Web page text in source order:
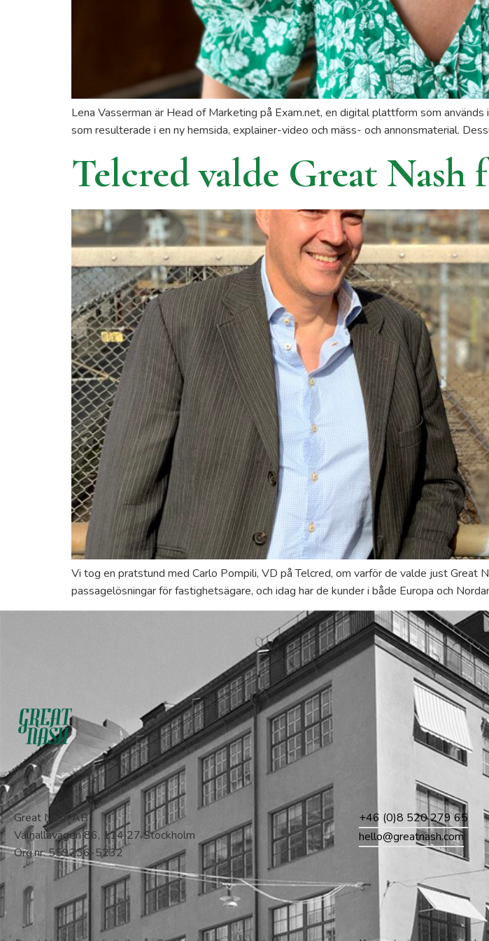
Lena Vasserman är Head of Marketing på Exam.net, en digital plattform som
som resulterade i en ny hemsida, explainer-video och mäss- och annonsmaterial.
Telcred valde Great Nash
Vi tog en pratstund med Carlo Pompili, VD på Telcred, om varför de valde just Great
passagelösningar för fastighetsägare, och idag har de kunder i både Europa och
Great Nash AB
Valhallavägen 86, 114 27 Stockholm
Org.nr: 559236-5232
+46 (0)8 520 279 65
hello@greatnash.com